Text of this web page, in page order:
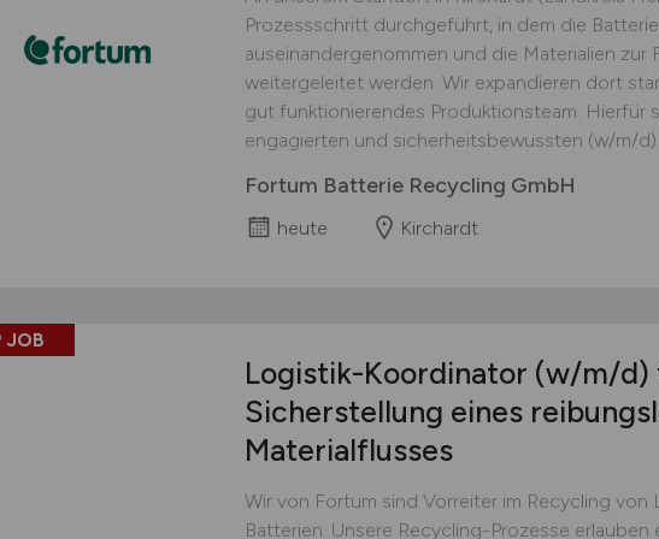
Prozessschritt durchgeführt, in dem die
auseinandergenommen und die Materialien zur
weitergeleitet werden. Wir expandieren dort
gut funktionierendes Produktionsteam. Hierfür
engagierten und sicherheitsbewussten (w/m/
Fortum Batterie Recycling GmbH
heute Kirchardt
JOB
Logistik-Koordinator (w/m/d)
Sicherstellung eines
Materialflusses
Wir von Fortum sind Vorreiter im Recycling von
Batterien. Unsere Recycling-Prozesse erlauben